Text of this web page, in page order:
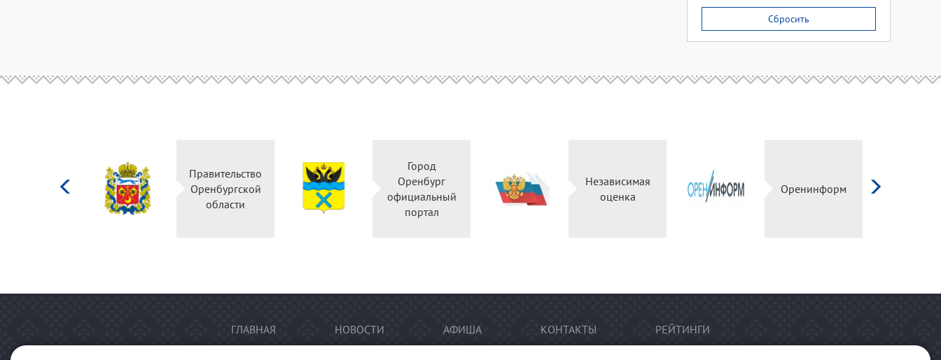
Сбросить
Правительство
Оренбургской
области
Город
Оренбург
официальный
портал
Независимая
оценка
Оренинформ
ГЛАВНАЯ НОВОСТИ АФИША КОНТАКТЫ РЕЙТИНГИ